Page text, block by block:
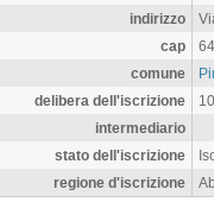
indirizzo
cap
comune
delibera dell'iscrizione
intermediario
stato dell'iscrizione
regione d'iscrizione